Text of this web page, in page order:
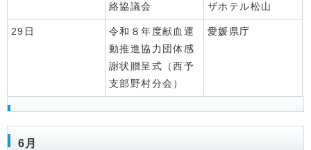
絡協議会
ザホテル松山
29日
令和８年度献血運
動推進協力団体感
謝状贈呈式（西予
支部野村分会）
愛媛県庁
6月